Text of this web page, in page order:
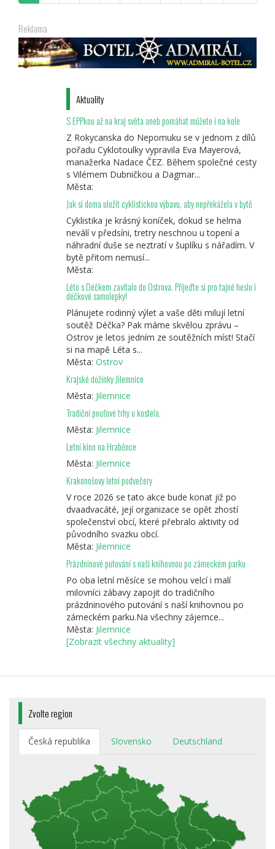
Reklama
Aktuality
S EPPkou až na kraj světa aneb pomáhat můžete i na kole
Z Rokycanska do Nepomuku se v jednom z dílů
pořadu Cyklotoulky vypravila Eva Mayerová,
manažerka Nadace ČEZ. Během společné cesty
s Vilémem Dubničkou a Dagmar...
Města:
Jak si doma uložit cyklistickou výbavu, aby nepřekážela v bytě
Cyklistika je krásný koníček, dokud se helma
neválí v předsíni, tretry neschnou u topení a
náhradní duše se neztratí v šuplíku s nářadím. V
bytě přitom nemusí...
Města:
Léto s Déčkem zavítalo do Ostrova. Přijeďte si pro tajné heslo i
déčkové samolepky!
Plánujete rodinný výlet a vaše děti milují letní
soutěž Déčka? Pak máme skvělou zprávu –
Ostrov je letos jedním ze soutěžních míst! Stačí
si na mapě Léta s...
Města: Ostrov
Krajské dožínky Jilemnice
Města: Jilemnice
Tradiční pouťové trhy u kostela.
Města: Jilemnice
Letní kino na Hraběnce
Města: Jilemnice
Krakonošovy letní podvečery
V roce 2026 se tato akce bude konat již po
dvaadvacáté, její organizace se opět zhostí
společenství obcí, které přebralo aktivity od
původního svazku obcí.
Města: Jilemnice
Prázdninové putování s naší knihovnou po zámeckém parku
Po oba letní měsíce se mohou velcí i malí
milovníci zábavy zapojit do tradičního
prázdninového putování s naší knihovnou po
zámeckém parku.Na všechny zájemce...
Města: Jilemnice
[Zobrazit všechny aktuality]
Zvolte region
Česká republika Slovensko Deutschland